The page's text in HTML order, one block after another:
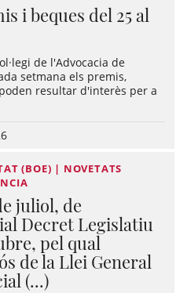
i beques del 25 al
de l'Advocacia de
setmana els premis,
resultar d'interès per a
(BOE) | NOVETATS
juliol, de
Decret Legislatiu
pel qual
de la Llei General
(...)